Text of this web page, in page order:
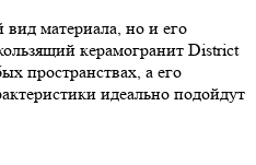
вид материала, но и его
керамогранит District
пространствах, а его
идеально подойдут